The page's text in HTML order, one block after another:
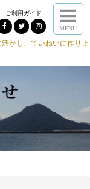
ご利用ガイド
MENU
かし、ていねいに作り上